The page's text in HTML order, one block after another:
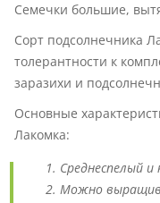
Семечки большие,
Сорт подсолнечника
толерантности к
заразихи и
Основные
Лакомка:
Среднеспелый
Можно